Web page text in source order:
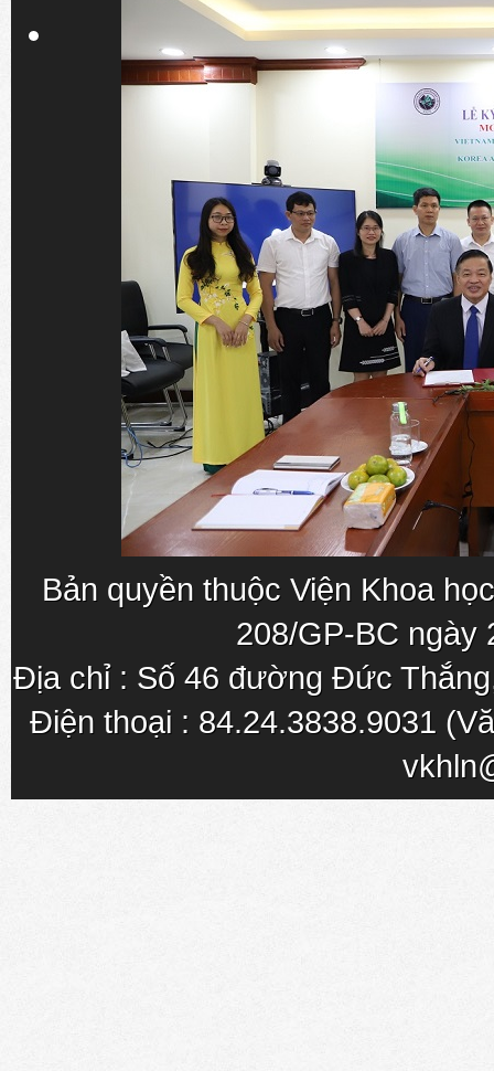
Bản quyền thuộc Viện Khoa
208/GP-BC ngày
Địa chỉ : Số 46 đường Đức
Điện thoại : 84.24.3838.9031